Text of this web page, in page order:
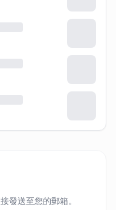
發送至您的郵箱。